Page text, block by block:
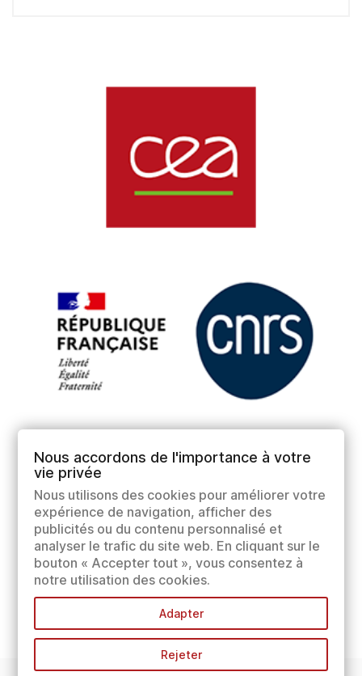
Nous accordons de l'importance à votre
vie privée
Nous utilisons des cookies pour améliorer votre
expérience de navigation, afficher des
publicités ou du contenu personnalisé et
analyser le trafic du site web. En cliquant sur le
bouton « Accepter tout », vous consentez à
notre utilisation des cookies.
Adapter
Rejeter